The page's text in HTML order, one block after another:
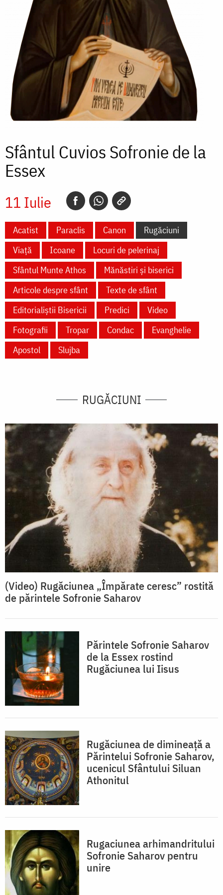
Sfântul Cuvios Sofronie de la
Essex
11 Iulie
Acatist Paraclis Canon
Rugăciuni
Viață
Icoane
Locuri de pelerinaj
Sfântul Munte Athos
Mănăstiri și biserici
Articole despre sfânt
Texte de sfânt
Editorialiștii Bisericii
Predici
Video
Fotografii
Tropar Condac
Evanghelie
Apostol
Slujba
RUGĂCIUNI
(Video) Rugăciunea „Împărate ceresc” rostită
de părintele Sofronie Saharov
Părintele Sofronie Saharov
de la Essex rostind
Rugăciunea lui Iisus
Rugăciunea de dimineață a
Părintelui Sofronie Saharov,
ucenicul Sfântului Siluan
Athonitul
Rugaciunea arhimandritului
Sofronie Saharov pentru
unire